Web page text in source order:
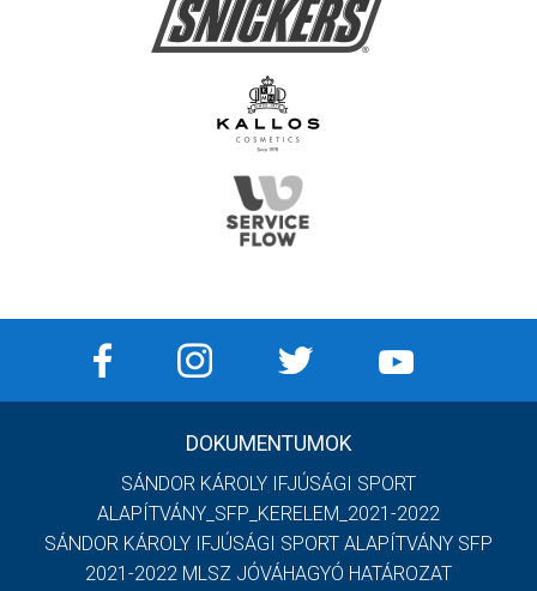
DOKUMENTUMOK
SÁNDOR KÁROLY IFJÚSÁGI SPORT
ALAPÍTVÁNY_SFP_KERELEM_2021-2022
SÁNDOR KÁROLY IFJÚSÁGI SPORT ALAPÍTVÁNY SFP
2021-2022 MLSZ JÓVÁHAGYÓ HATÁROZAT